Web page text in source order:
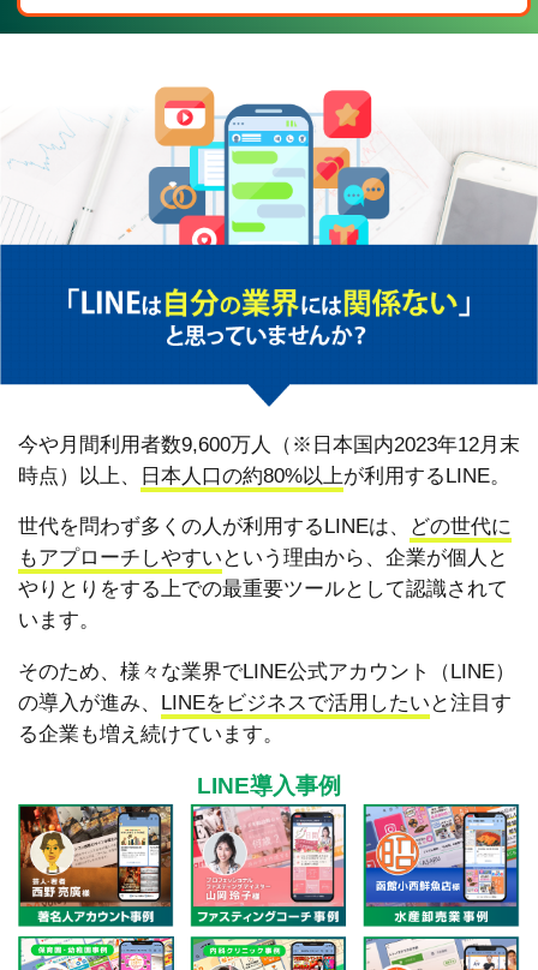
今や月間利用者数9,600万人（※日本国内2023年12月末
時点）以上、
日本人口の約80%以上が利用するLINE。
世代を問わず多くの人が利用するLINEは、
どの世代に
もアプローチしやすい という理由から、企業が個人と
やりとりをする上での最重要ツールとして認識されて
います。
そのため、様々な業界でLINE公式アカウント（LINE）
の導入が進み、 LINEをビジネスで活用したい と注目す
る企業も増え続けています。
LINE導入事例